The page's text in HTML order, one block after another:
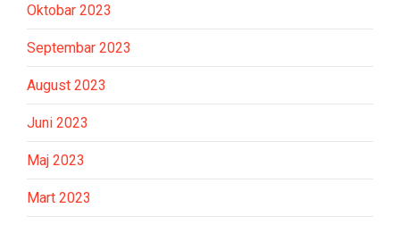
Oktobar 2023
Septembar 2023
August 2023
Juni 2023
Maj 2023
Mart 2023